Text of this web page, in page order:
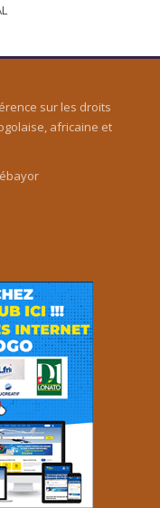
sur les droits
africaine et